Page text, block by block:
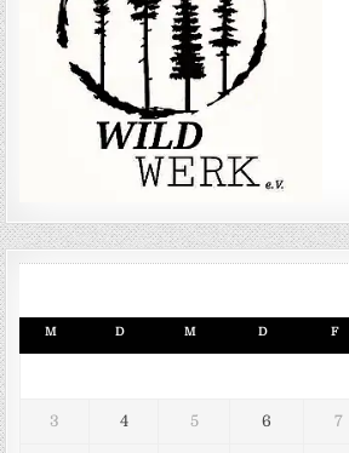
M D M D F
3 4 5 6 7